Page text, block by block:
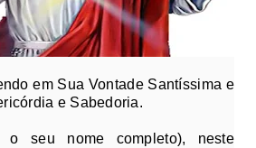
em Sua Vontade Santíssima e
e Sabedoria.
seu nome completo), neste